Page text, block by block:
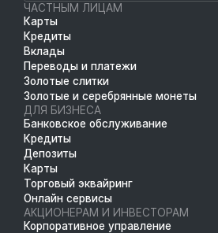
ЧАСТНЫМ ЛИЦАМ
Карты
Кредиты
Вклады
Переводы и платежи
Золотые слитки
Золотые и серебрянные монеты
ДЛЯ БИЗНЕСА
Банковское обслуживание
Кредиты
Депозиты
Карты
Торговый эквайринг
Онлайн сервисы
АКЦИОНЕРАМ И ИНВЕСТОРАМ
Корпоративное управление